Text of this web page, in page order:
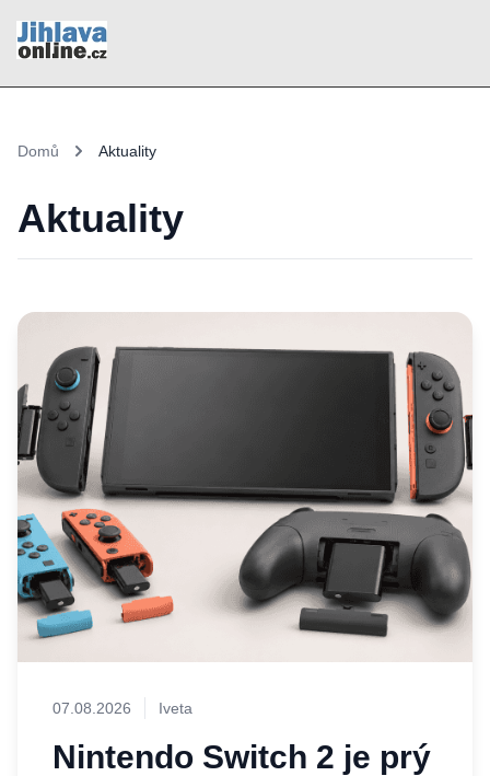
Domů Aktuality
Aktuality
07.08.2026 Iveta
Nintendo Switch 2 je prý